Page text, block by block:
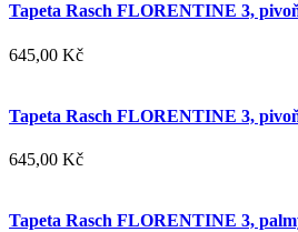
Tapeta Rasch FLORENTINE 3,
645,00 Kč
Tapeta Rasch FLORENTINE 3,
645,00 Kč
Tapeta Rasch FLORENTINE 3,